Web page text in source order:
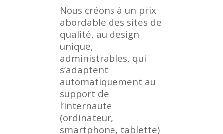
Nous créons à un prix
abordable des sites de
qualité, au design
unique,
administrables, qui
s’adaptent
automatiquement au
support de
l’internaute
(ordinateur,
smartphone, tablette)